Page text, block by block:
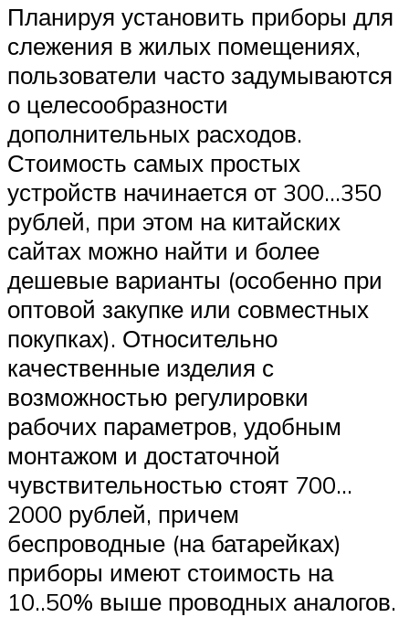
Планируя установить приборы для
слежения в жилых помещениях,
пользователи часто задумываются
о целесообразности
дополнительных расходов.
Стоимость самых простых
устройств начинается от 300…350
рублей, при этом на китайских
сайтах можно найти и более
дешевые варианты (особенно при
оптовой закупке или совместных
покупках). Относительно
качественные изделия с
возможностью регулировки
рабочих параметров, удобным
монтажом и достаточной
чувствительностью стоят 700…
2000 рублей, причем
беспроводные (на батарейках)
приборы имеют стоимость на
10..50% выше проводных аналогов.